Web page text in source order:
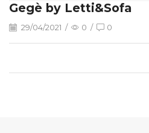
Gegè by Letti&Sofa
29/04/2021 / 0 / 0